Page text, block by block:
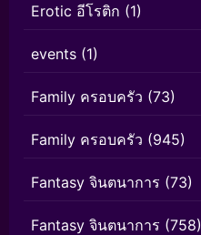
Erotic อีโรติก (1)
events (1)
Family ครอบครัว (73)
Family ครอบครัว (945)
Fantasy จินตนาการ (73)
Fantasy จินตนาการ (758)